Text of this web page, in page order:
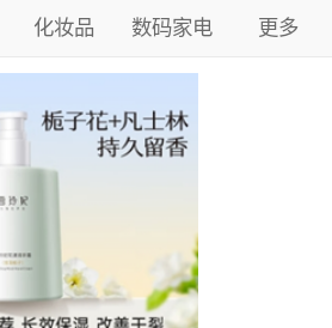
化妆品 数码家电 更多